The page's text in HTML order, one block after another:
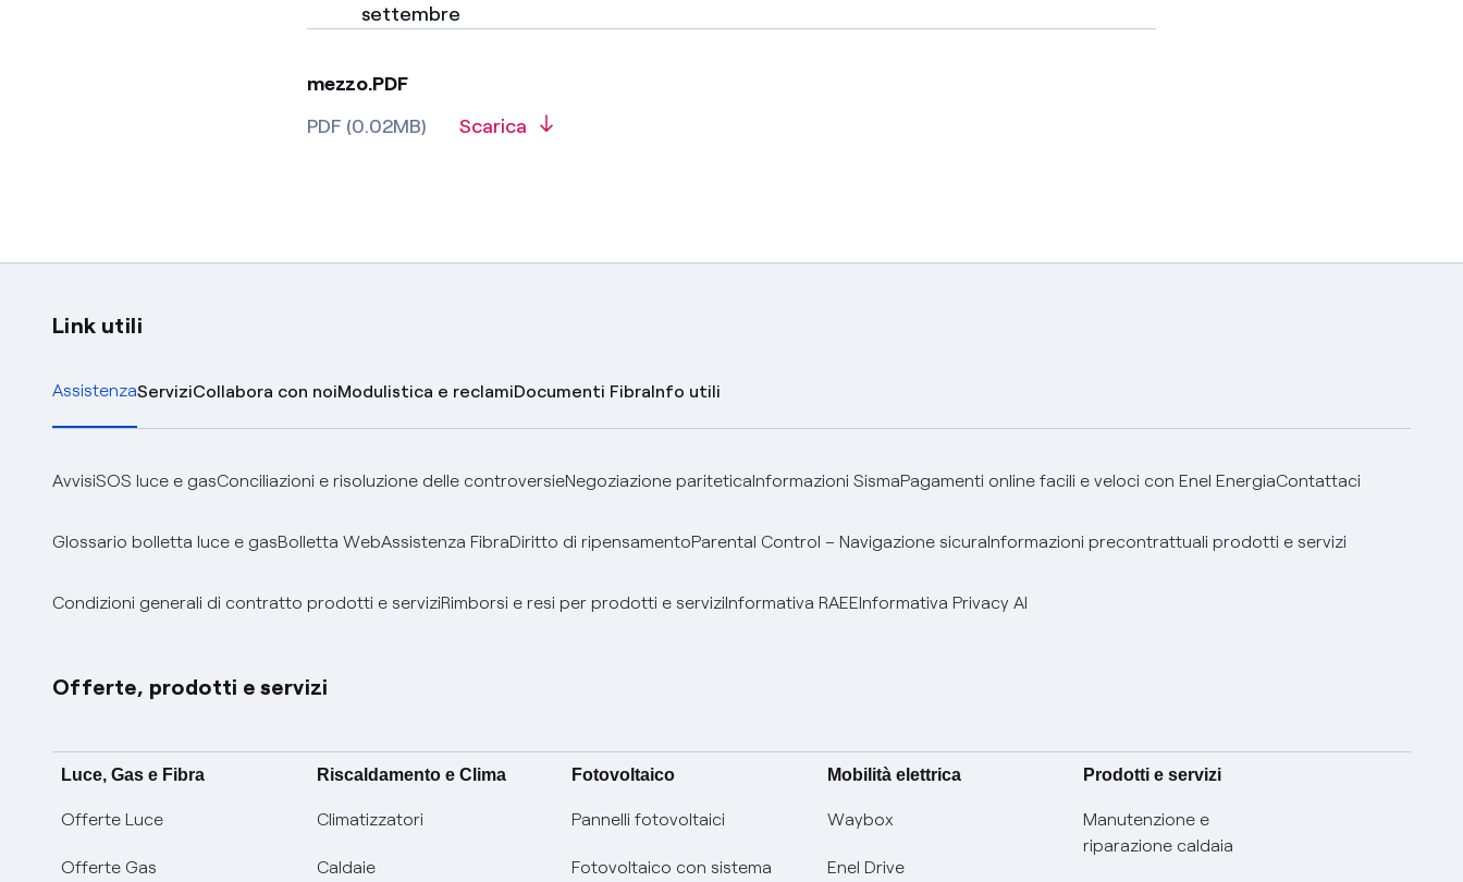
settembre
mezzo.PDF
PDF (0.02MB)
Scarica
Link utili
AssistenzaServiziCollabora con noiModulistica e reclamiDocumenti FibraInfo utili
AvvisiSOS luce e gasConciliazioni e risoluzione delle controversieNegoziazione pariteticaInformazioni SismaPagamenti online facili e veloci con Enel EnergiaContattaci
Glossario bolletta luce e gasBolletta WebAssistenza FibraDiritto di ripensamentoParental Control – Navigazione sicuraInformazioni precontrattuali prodotti e servizi
Condizioni generali di contratto prodotti e serviziRimborsi e resi per prodotti e serviziInformativa RAEEInformativa Privacy AI
Offerte, prodotti e servizi
Luce, Gas e Fibra
Offerte Luce
Offerte Gas
Riscaldamento e Clima
Climatizzatori
Caldaie
Fotovoltaico
Pannelli fotovoltaici
Fotovoltaico con sistema
Mobilità elettrica
Waybox
Enel Drive
Prodotti e servizi
Manutenzione e
riparazione caldaia